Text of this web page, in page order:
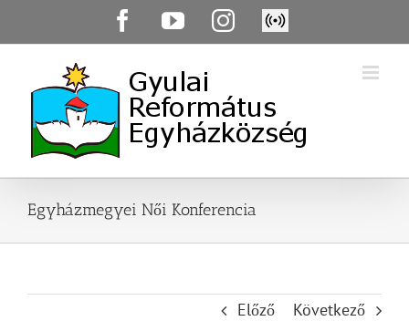
FacebookYouTubeInstagram
Élő
közvetítés
Egyházmegyei Női Konferencia
Előző Következő